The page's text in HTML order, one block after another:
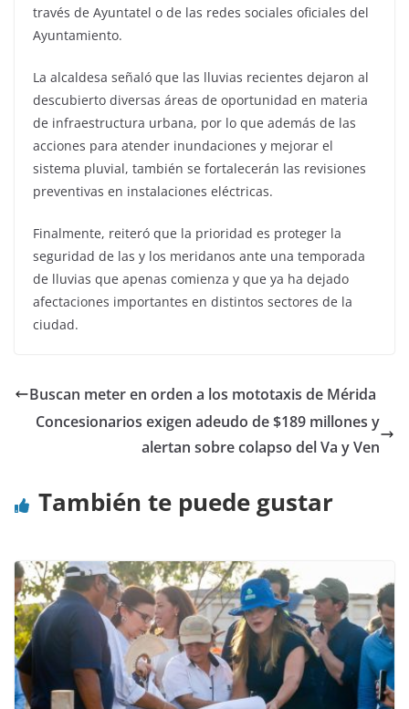
través de Ayuntatel o de las redes sociales oficiales del
Ayuntamiento.
La alcaldesa señaló que las lluvias recientes dejaron al
descubierto diversas áreas de oportunidad en materia
de infraestructura urbana, por lo que además de las
acciones para atender inundaciones y mejorar el
sistema pluvial, también se fortalecerán las revisiones
preventivas en instalaciones eléctricas.
Finalmente, reiteró que la prioridad es proteger la
seguridad de las y los meridanos ante una temporada
de lluvias que apenas comienza y que ya ha dejado
afectaciones importantes en distintos sectores de la
ciudad.
Buscan meter en orden a los mototaxis de Mérida
Concesionarios exigen adeudo de $189 millones y
alertan sobre colapso del Va y Ven
También te puede gustar